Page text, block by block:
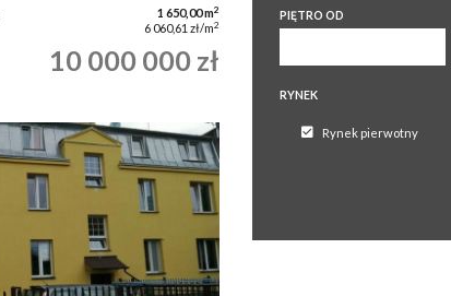
1 650,00 m2
6 060,61 zł/m2
10 000 000 zł
PIĘTRO OD
RYNEK
Rynek pierwotny